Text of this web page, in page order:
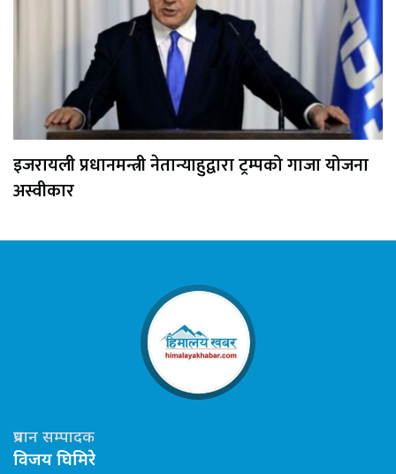
इजरायली प्रधानमन्त्री नेतान्याहुद्वारा ट्रम्पको गाजा योजना
अस्वीकार
प्रधान सम्पादक
विजय घिमिरे